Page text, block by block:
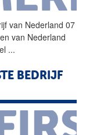
van Nederland 07
van Nederland
...
BEDRIJF